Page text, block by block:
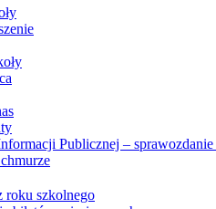
Publicznej –
roku szkolnego